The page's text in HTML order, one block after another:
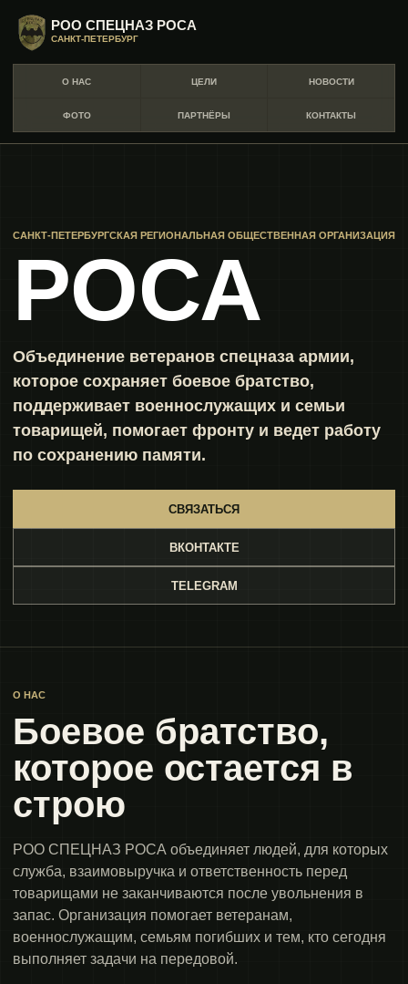
РОО СПЕЦНАЗ РОСА
САНКТ-ПЕТЕРБУРГ
О НАС ЦЕЛИ НОВОСТИ
ФОТО ПАРТНЁРЫ КОНТАКТЫ
САНКТ-ПЕТЕРБУРГСКАЯ РЕГИОНАЛЬНАЯ ОБЩЕСТВЕННАЯ ОРГАНИЗАЦИЯ
РОСА
Объединение ветеранов спецназа армии,
которое сохраняет боевое братство,
поддерживает военнослужащих и семьи
товарищей, помогает фронту и ведет работу
по сохранению памяти.
СВЯЗАТЬСЯ
ВКОНТАКТЕ
TELEGRAM
О НАС
Боевое братство,
которое остается в
строю
РОО СПЕЦНАЗ РОСА объединяет людей, для которых
служба, взаимовыручка и ответственность перед
товарищами не заканчиваются после увольнения в
запас. Организация помогает ветеранам,
военнослужащим, семьям погибших и тем, кто сегодня
выполняет задачи на передовой.